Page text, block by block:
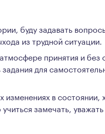
буду задавать
из трудной ситуации.
принятия и без
для
в состоянии,
замечать,